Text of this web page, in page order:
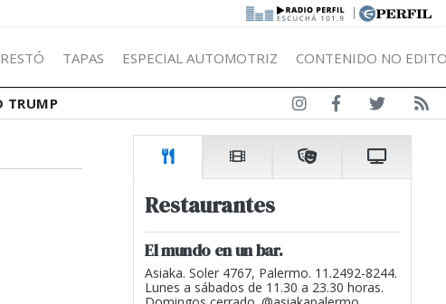
|
RESTÓ TAPAS ESPECIAL AUTOMOTRIZ CONTENIDO NO
TRUMP
Restaurantes
El mundo en un bar.
Asiaka. Soler 4767, Palermo. 11.2492-8244.
Lunes a sábados de 11.30 a 23.30 horas.